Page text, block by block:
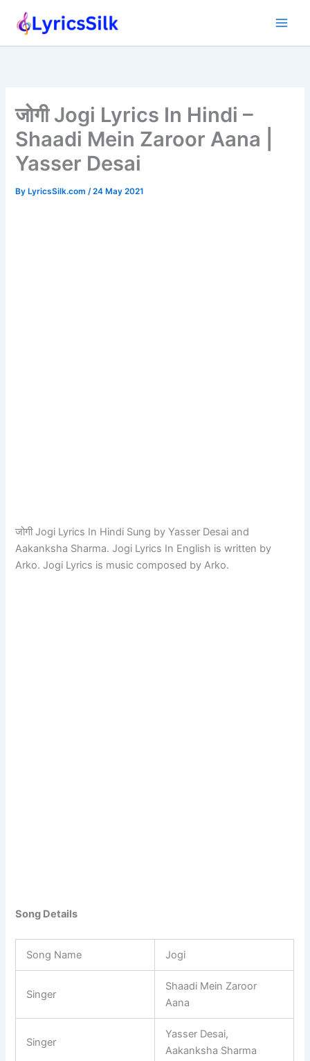
जोगी Jogi Lyrics In Hindi –
Shaadi Mein Zaroor Aana |
Yasser Desai
ByLyricsSilk.com /24 May 2021
जोगी Jogi Lyrics In Hindi Sung by Yasser Desai and
Aakanksha Sharma. Jogi Lyrics In English is written by
Arko. Jogi Lyrics is music composed by Arko.
Song Details
Song Name Jogi
Singer
Shaadi Mein Zaroor
Aana
Singer
Yasser Desai,
Aakanksha Sharma